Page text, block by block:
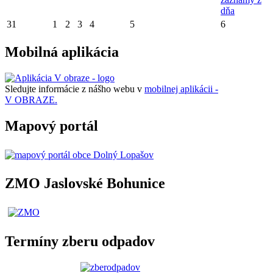
dňa
31
1 2 3 4 5 6
Mobilná aplikácia
Sledujte informácie z nášho webu v mobilnej aplikácii -
V OBRAZE.
Mapový portál
ZMO Jaslovské Bohunice
Termíny zberu odpadov